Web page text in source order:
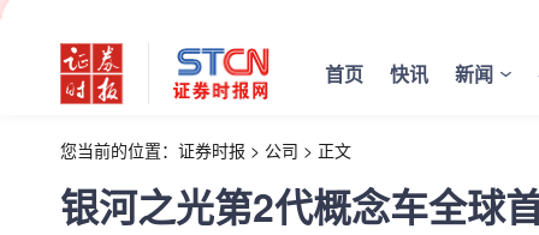
首页 快讯 新闻
您当前的位置： 证券时报 > 公司 > 正文
银河之光第2代概念车全球